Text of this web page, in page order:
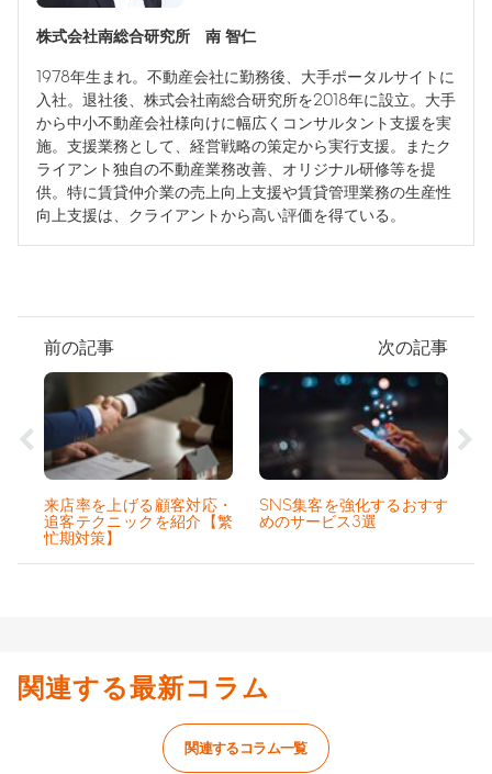
株式会社南総合研究所 南 智仁
1978年生まれ。不動産会社に勤務後、大手ポータルサイトに
入社。退社後、株式会社南総合研究所を2018年に設立。大手
から中小不動産会社様向けに幅広くコンサルタント支援を実
施。支援業務として、経営戦略の策定から実行支援。またク
ライアント独自の不動産業務改善、オリジナル研修等を提
供。特に賃貸仲介業の売上向上支援や賃貸管理業務の生産性
向上支援は、クライアントから高い評価を得ている。
前の記事
来店率を上げる顧客対応・
追客テクニックを紹介【繁
忙期対策】
次の記事
SNS集客を強化するおすす
めのサービス3選
関連する最新コラム
関連するコラム一覧